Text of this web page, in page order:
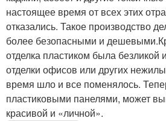
настоящее время от всех этих
отказались. Такое производство
более безопасными и
отделка пластиком была безликой
отделки офисов или других
время шло и все поменялось.
пластиковыми панелями, может
красивой и «личной».